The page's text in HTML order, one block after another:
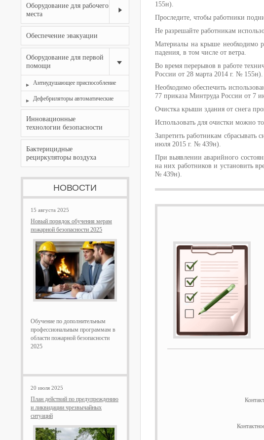
Оборудование для рабочего
места
Обеспечение эвакуации
Оборудование для первой
помощи
Антиудушающее приспособление
Дефебриляторы автоматические
Инновационные
технологии безопасности
Бактерицидные
рециркуляторы воздуха
НОВОСТИ
15 августа 2025
Новый порядок обучения мерам
пожарной безопасности 2025
Обучение по дополнительным
профессиональным программам в
области пожарной безопасности
2025
20 июля 2025
План действий по предупреждению
и ликвидации чрезвычайных
ситуаций
155н).
Проследите, чтобы работники
Не разрешайте работникам
Материалы на крыше необходимо
падения, в том числе от ветра.
Во время перерывов в работе
России от 28 марта 2014 г. № 155н).
Необходимо обеспечить
77 приказа Минтруда России от 7
Очистка крыши здания от снега
Использовать для очистки можно
Запретить работникам сбрасывать
июля 2015 г. № 439н).
При выявлении аварийного
на них работников и установить
№ 439н).